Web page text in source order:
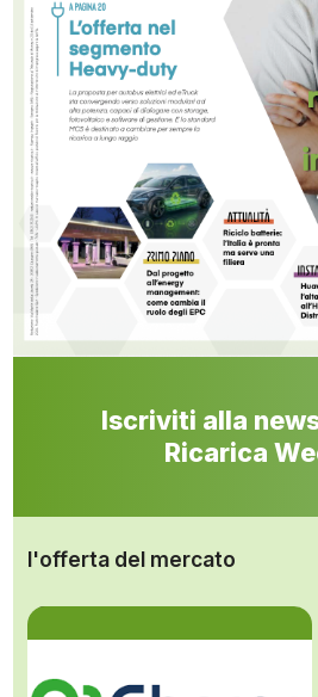
Iscriviti alla
Ricarica
l'offerta del mercato